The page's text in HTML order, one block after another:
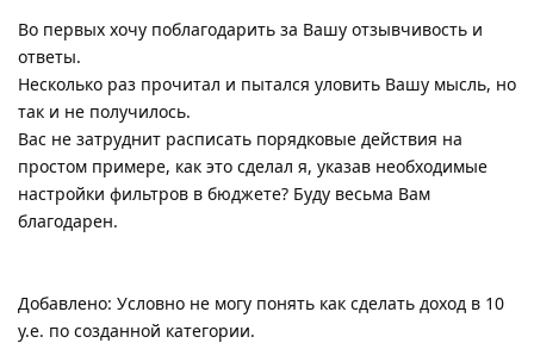
Во первых хочу поблагодарить за Вашу отзывчивость и
ответы.
Несколько раз прочитал и пытался уловить Вашу мысль, но
так и не получилось.
Вас не затруднит расписать порядковые действия на
простом примере, как это сделал я, указав необходимые
настройки фильтров в бюджете? Буду весьма Вам
благодарен.
Добавлено: Условно не могу понять как сделать доход в 10
у.е. по созданной категории.